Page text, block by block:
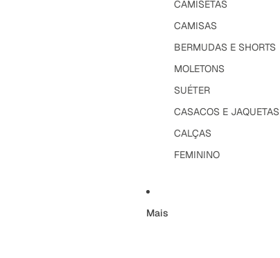
CAMISETAS
CAMISAS
BERMUDAS E SHORTS
MOLETONS
SUÉTER
CASACOS E JAQUETAS
CALÇAS
FEMININO
Mais